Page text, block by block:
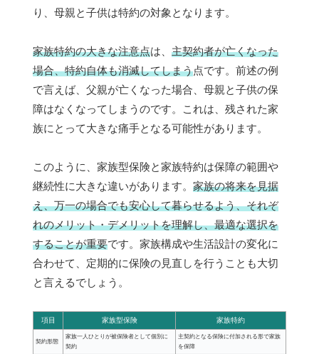
り、母親と子供は特約の対象となります。
家族特約の大きな注意点は、 主契約者が亡くなった
場合、特約自体も消滅してしまう点です。前述の例
で言えば、父親が亡くなった場合、母親と子供の保
障はなくなってしまうのです。これは、残された家
族にとって大きな痛手となる可能性があります。
このように、家族型保険と家族特約は保障の範囲や
継続性に大きな違いがあります。 家族の将来を見据
え、万一の場合でも安心して暮らせるよう、それぞ
れのメリット・デメリットを理解し、最適な選択を
することが重要です。家族構成や生活設計の変化に
合わせて、定期的に保険の見直しを行うことも大切
と言えるでしょう。
項目 家族型保険 家族特約
契約形態
家族一人ひとりが被保険者として個別に
契約
主契約となる保険に付加される形で家族
を保障